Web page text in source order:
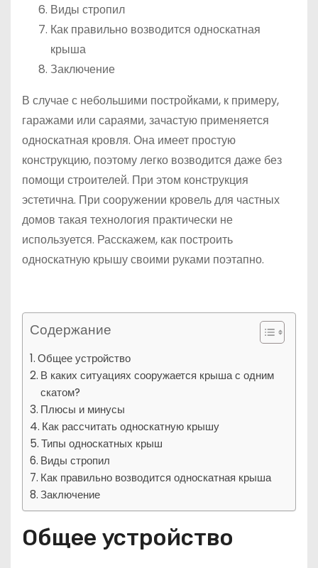
Виды стропил
Как правильно возводится односкатная
крыша
Заключение
В случае с небольшими постройками, к примеру,
гаражами или сараями, зачастую применяется
односкатная кровля. Она имеет простую
конструкцию, поэтому легко возводится даже без
помощи строителей. При этом конструкция
эстетична. При сооружении кровель для частных
домов такая технология практически не
используется. Расскажем, как построить
односкатную крышу своими руками поэтапно.
Содержание
Общее устройство
В каких ситуациях сооружается крыша с одним
скатом?
Плюсы и минусы
Как рассчитать односкатную крышу
Типы односкатных крыш
Виды стропил
Как правильно возводится односкатная крыша
Заключение
Общее устройство